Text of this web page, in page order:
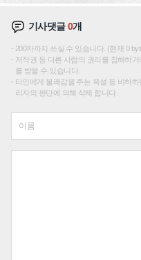
기사댓글0개
200자까지 쓰실 수 있습니다. (현재 0
저작권 등 다른 사람의 권리를 침해하
를 받을 수 있습니다.
타인에게 불쾌감을 주는 욕설 등 비하
리자의 판단에 의해 삭제 합니다.